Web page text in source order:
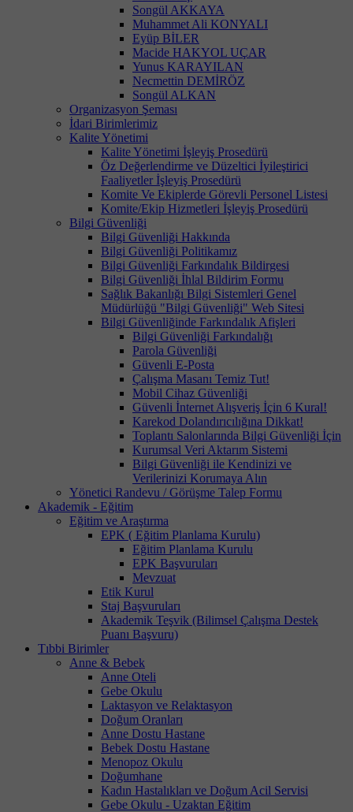
Songül AKKAYA
Muhammet Ali KONYALI
Eyüp BİLER
Macide HAKYOL UÇAR
Yunus KARAYILAN
Necmettin DEMİRÖZ
Songül ALKAN
Organizasyon Şeması
İdari Birimlerimiz
Kalite Yönetimi
Kalite Yönetimi İşleyiş Prosedürü
Öz Değerlendirme ve Düzeltici İyileştirici
Faaliyetler İşleyiş Prosedürü
Komite Ve Ekiplerde Görevli Personel Listesi
Komite/Ekip Hizmetleri İşleyiş Prosedürü
Bilgi Güvenliği
Bilgi Güvenliği Hakkında
Bilgi Güvenliği Politikamız
Bilgi Güvenliği Farkındalık Bildirgesi
Bilgi Güvenliği İhlal Bildirim Formu
Sağlık Bakanlığı Bilgi Sistemleri Genel
Müdürlüğü "Bilgi Güvenliği" Web Sitesi
Bilgi Güvenliğinde Farkındalık Afişleri
Bilgi Güvenliği Farkındalığı
Parola Güvenliği
Güvenli E-Posta
Çalışma Masanı Temiz Tut!
Mobil Cihaz Güvenliği
Güvenli İnternet Alışveriş İçin 6 Kural!
Karekod Dolandırıcılığına Dikkat!
Toplantı Salonlarında Bilgi Güvenliği İçin
Kurumsal Veri Aktarım Sistemi
Bilgi Güvenliği ile Kendinizi ve
Verilerinizi Korumaya Alın
Yönetici Randevu / Görüşme Talep Formu
Akademik - Eğitim
Eğitim ve Araştırma
EPK ( Eğitim Planlama Kurulu)
Eğitim Planlama Kurulu
EPK Başvuruları
Mevzuat
Etik Kurul
Staj Başvuruları
Akademik Teşvik (Bilimsel Çalışma Destek
Puanı Başvuru)
Tıbbi Birimler
Anne & Bebek
Anne Oteli
Gebe Okulu
Laktasyon ve Relaktasyon
Doğum Oranları
Anne Dostu Hastane
Bebek Dostu Hastane
Menopoz Okulu
Doğumhane
Kadın Hastalıkları ve Doğum Acil Servisi
Gebe Okulu - Uzaktan Eğitim